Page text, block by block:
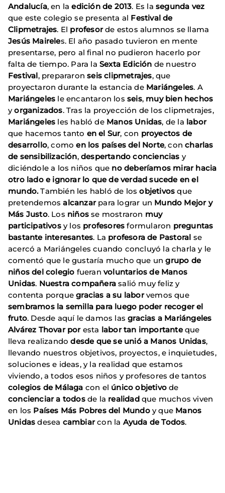
Andalucía, en laedición de 2013. Es lasegunda vez
que este colegio se presenta al Festival de
Clipmetrajes. El profesorde estos alumnos se llama
Jesús Maireles. El año pasado tuvieron en mente
presentarse, pero al final no pudieron hacerlo por
falta de tiempo. Para la Sexta Edición de nuestro
Festival, prepararonseis clipmetrajes, que
proyectaron durante la estancia de Mariángeles. A
Mariángeles le encantaron los seis, muy bien hechos
yorganizados. Tras la proyección de los clipmetrajes,
Mariángeles les habló de Manos Unidas, de la labor
que hacemos tanto en el Sur, con proyectos de
desarrollo, comoen los países del Norte, concharlas
de sensibilización,despertando conciencias y
diciéndole a los niños que no deberíamos mirar hacia
otro lado e ignorar lo que de verdad sucede en el
mundo.También les habló de losobjetivosque
pretendemos alcanzarpara lograr un Mundo Mejor y
Más Justo. Los niños se mostraron muy
participativosy los profesores formularon preguntas
bastante interesantes. La profesora de Pastoral se
acercó a Mariángeles cuando concluyó la charla y le
comentó que le gustaría mucho que un grupo de
niños del colegio fueran voluntarios de Manos
Unidas. Nuestra compañera salió muy feliz y
contenta porquegracias a su laborvemos que
sembramos la semilla para luego poder recoger el
fruto. Desde aquí le damos las gracias a Mariángeles
Alvárez Thovar poresta labor tan importanteque
lleva realizando desde que se unió a Manos Unidas,
llevando nuestros objetivos, proyectos, e inquietudes,
soluciones e ideas, y la realidad que estamos
viviendo, a todos esos niños y profesores de tantos
colegios de Málaga con el único objetivode
concienciar a todosde la realidadque muchos viven
en los Países Más Pobres del Mundoy que Manos
Unidasdesea cambiarcon la Ayuda de Todos.